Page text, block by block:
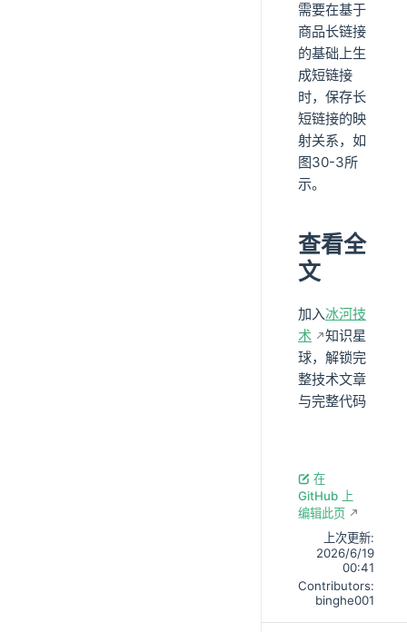
需要在基于
商品长链接
的基础上生
成短链接
时，保存长
短链接的映
射关系，如
图30-3所
示。
查看全
文
加入冰河技
术
知识星
球，解锁完
整技术文章
与完整代码
在
GitHub 上
编辑此页
上次更新:
2026/6/19
00:41
Contributors:
binghe001